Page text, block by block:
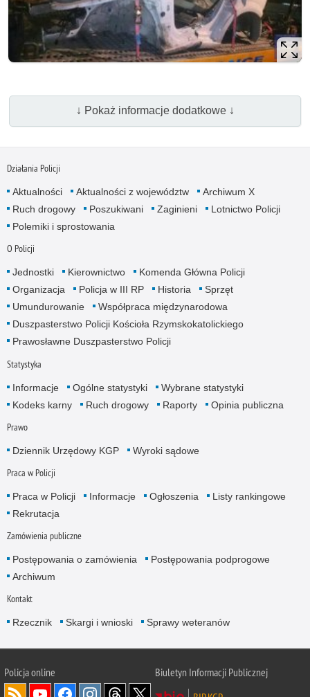
↓ Pokaż informacje dodatkowe ↓
Działania Policji
Aktualności Aktualności z województw
Archiwum X
Ruch drogowy
Poszukiwani Zaginieni
Lotnictwo Policji
Polemiki i sprostowania
O Policji
Jednostki Kierownictwo
Komenda Główna Policji
Organizacja
Policja w III RP Historia
Sprzęt
Umundurowanie
Współpraca międzynarodowa
Duszpasterstwo Policji Kościoła Rzymskokatolickiego
Prawosławne Duszpasterstwo Policji
Statystyka
Informacje Ogólne statystyki
Wybrane statystyki
Kodeks karny
Ruch drogowy Raporty Opinia publiczna
Prawo
Dziennik Urzędowy KGP Wyroki sądowe
Praca w Policji
Praca w Policji Informacje Ogłoszenia
Listy rankingowe
Rekrutacja
Zamówienia publiczne
Postępowania o zamówienia
Postępowania podprogowe
Archiwum
Kontakt
Rzecznik Skargi i wnioski Sprawy weteranów
Policjaonline
Biuletyn Informacji Publicznej